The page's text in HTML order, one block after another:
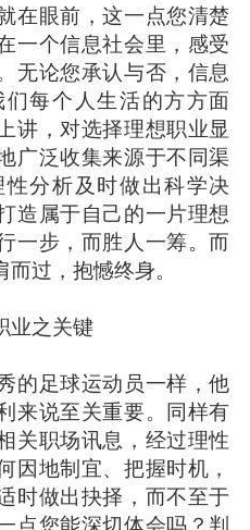
眼前，这一点您清楚
一个信息社会里，感受
无论您承认与否，信息
每个人生活的方方面
讲，对选择理想职业显
广泛收集来源于不同渠
分析及时做出科学决
造属于自己的一片理想
一步，而胜人一筹。而
过，抱憾终身。
之关键
足球运动员一样，他
来说至关重要。同样有
关职场讯息，经过理性
因地制宜、把握时机，
时做出抉择，而不至于
点您能深切体会吗？判